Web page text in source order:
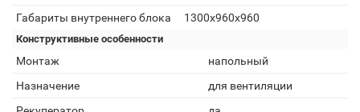
Габариты внутреннего блока
1300x960x960
Конструктивные особенности
Монтаж
напольный
Назначение
для вентиляции